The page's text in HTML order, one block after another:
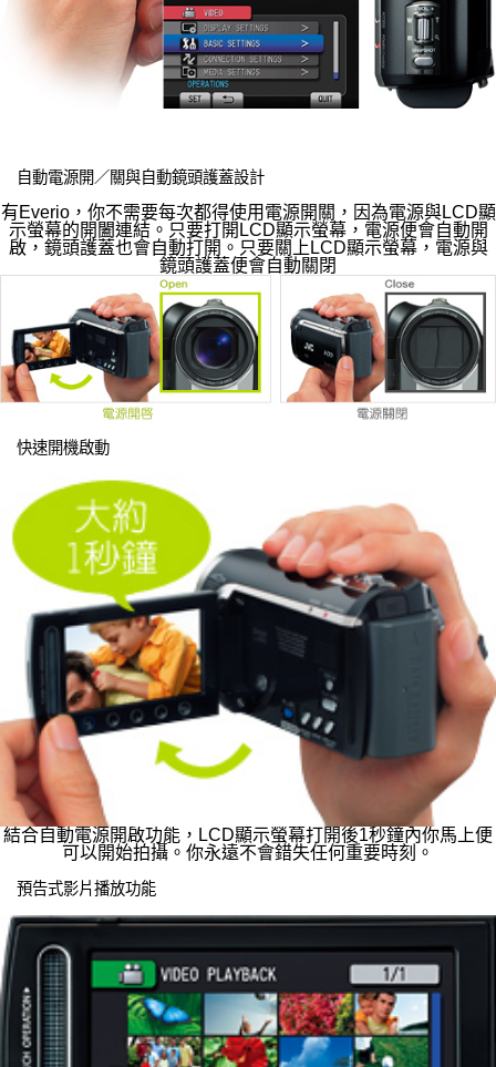
自動電源開／關與自動鏡頭護蓋設計
有Everio，你不需要每次都得使用電源開關，因為電源與LCD顯
示螢幕的開闔連結。只要打開LCD顯示螢幕，電源便會自動開
啟，鏡頭護蓋也會自動打開。只要關上LCD顯示螢幕，電源與
鏡頭護蓋便會自動關閉
快速開機啟動
結合自動電源開啟功能，LCD顯示螢幕打開後1秒鐘內你馬上便
可以開始拍攝。你永遠不會錯失任何重要時刻。
預告式影片播放功能